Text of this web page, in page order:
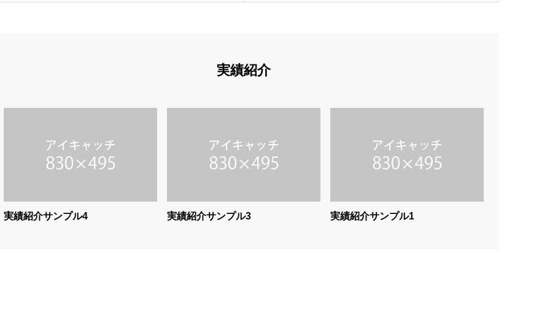
実績紹介
実績紹介サンプル4 実績紹介サンプル3 実績紹介サンプル1